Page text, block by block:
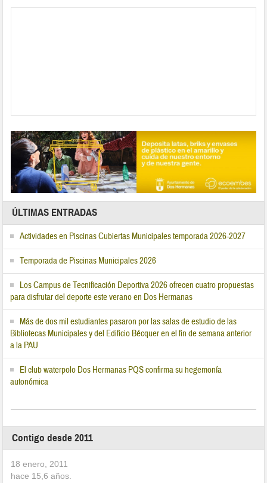
ÚLTIMAS ENTRADAS
Actividades en Piscinas Cubiertas Municipales temporada 2026-2027
Temporada de Piscinas Municipales 2026
Los Campus de Tecnificación Deportiva 2026 ofrecen cuatro propuestas
para disfrutar del deporte este verano en Dos Hermanas
Más de dos mil estudiantes pasaron por las salas de estudio de las
Bibliotecas Municipales y del Edificio Bécquer en el fin de semana anterior
a la PAU
El club waterpolo Dos Hermanas PQS confirma su hegemonía
autonómica
Contigo desde 2011
18 enero, 2011
hace 15,6 años.